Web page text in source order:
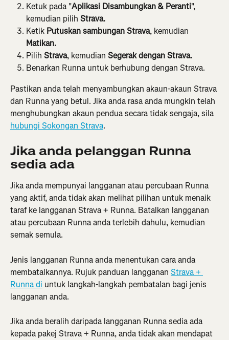
Ketuk pada "Aplikasi Disambungkan & Peranti",
kemudian pilih Strava.
Ketik Putuskan sambungan Strava, kemudian
Matikan.
Pilih Strava, kemudian Segerak dengan Strava.
Benarkan Runna untuk berhubung dengan Strava.
Pastikan anda telah menyambungkan akaun-akaun Strava
dan Runna yang betul. Jika anda rasa anda mungkin telah
menghubungkan akaun pendua secara tidak sengaja, sila
hubungi Sokongan Strava.
Jika anda pelanggan Runna
sedia ada
Jika anda mempunyai langganan atau percubaan Runna
yang aktif, anda tidak akan melihat pilihan untuk menaik
taraf ke langganan Strava + Runna. Batalkan langganan
atau percubaan Runna anda terlebih dahulu, kemudian
semak semula.
Jenis langganan Runna anda menentukan cara anda
membatalkannya. Rujuk panduan langganan Strava +
Runna di untuk langkah-langkah pembatalan bagi jenis
langganan anda.
Jika anda beralih daripada langganan Runna sedia ada
kepada pakej Strava + Runna, anda tidak akan mendapat